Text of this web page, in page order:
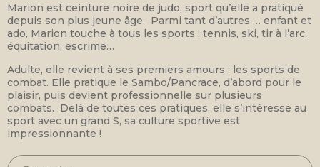
Marion est ceinture noire de judo, sport qu’elle a pratiqué
depuis son plus jeune âge. Parmi tant d’autres … enfant et
ado, Marion touche à tous les sports : tennis, ski, tir à l’arc,
équitation, escrime…
Adulte, elle revient à ses premiers amours : les sports de
combat. Elle pratique le Sambo/Pancrace, d’abord pour le
plaisir, puis devient professionnelle sur plusieurs
combats. Delà de toutes ces pratiques, elle s’intéresse au
sport avec un grand S, sa culture sportive est
impressionnante !